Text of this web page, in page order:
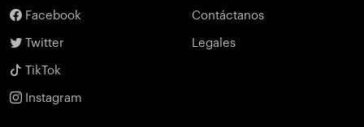
Facebook
Twitter
TikTok
Instagram
Contáctanos
Legales